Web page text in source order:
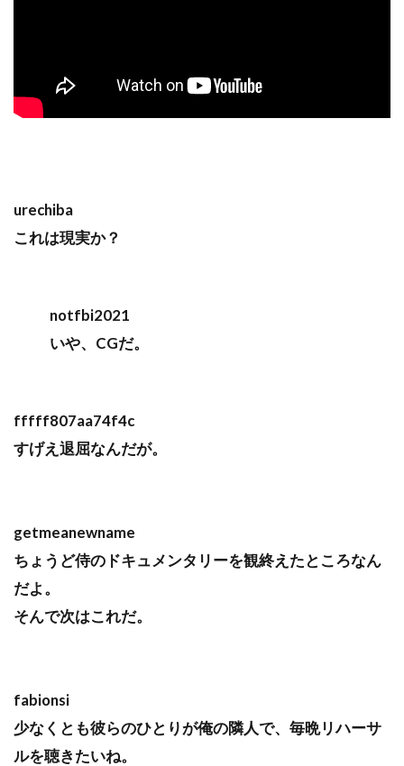
urechiba
これは現実か？
notfbi2021
いや、CGだ。
fffff807aa74f4c
すげえ退屈なんだが。
getmeanewname
ちょうど侍のドキュメンタリーを観終えたところなん
だよ。
そんで次はこれだ。
fabionsi
少なくとも彼らのひとりが俺の隣人で、毎晩リハーサ
ルを聴きたいね。